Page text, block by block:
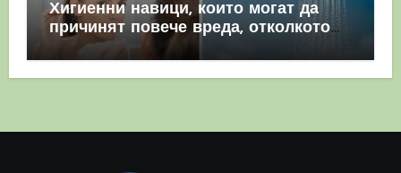
Хигиенни навици, които могат да
причинят повече вреда, отколкото
полза